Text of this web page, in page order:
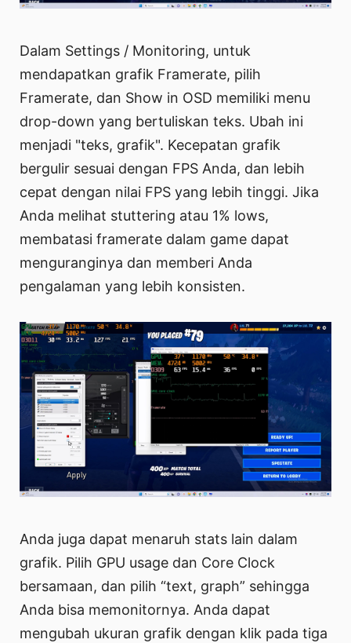
Dalam Settings / Monitoring, untuk
mendapatkan grafik Framerate, pilih
Framerate, dan Show in OSD memiliki menu
drop-down yang bertuliskan teks. Ubah ini
menjadi "teks, grafik". Kecepatan grafik
bergulir sesuai dengan FPS Anda, dan lebih
cepat dengan nilai FPS yang lebih tinggi. Jika
Anda melihat stuttering atau 1% lows,
membatasi framerate dalam game dapat
menguranginya dan memberi Anda
pengalaman yang lebih konsisten.
Anda juga dapat menaruh stats lain dalam
grafik. Pilih GPU usage dan Core Clock
bersamaan, dan pilih “text, graph” sehingga
Anda bisa memonitornya. Anda dapat
mengubah ukuran grafik dengan klik pada tiga